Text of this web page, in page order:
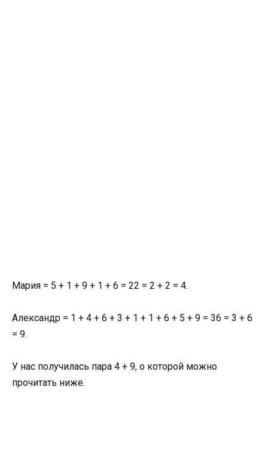
Мария = 5 + 1 + 9 + 1 + 6 = 22 = 2 + 2 = 4.
Александр = 1 + 4 + 6 + 3 + 1 + 1 + 6 + 5 + 9 = 36 = 3 + 6
= 9.
У нас получилась пара 4 + 9, о которой можно
прочитать ниже.